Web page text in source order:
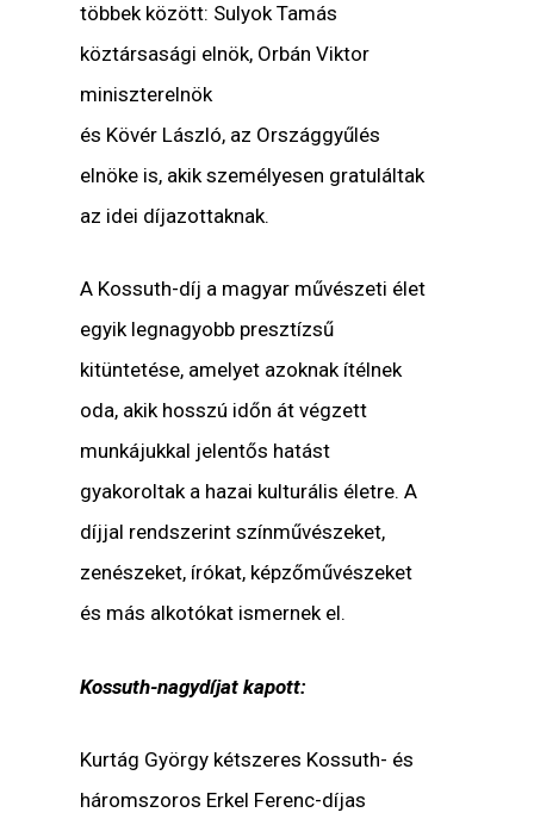
többek között: Sulyok Tamás
köztársasági elnök, Orbán Viktor
miniszterelnök
és Kövér László, az Országgyűlés
elnöke is, akik személyesen gratuláltak
az idei díjazottaknak.
A Kossuth-díj a magyar művészeti élet
egyik legnagyobb presztízsű
kitüntetése, amelyet azoknak ítélnek
oda, akik hosszú időn át végzett
munkájukkal jelentős hatást
gyakoroltak a hazai kulturális életre. A
díjjal rendszerint színművészeket,
zenészeket, írókat, képzőművészeket
és más alkotókat ismernek el.
Kossuth-nagydíjat kapott:
Kurtág György kétszeres Kossuth- és
háromszoros Erkel Ferenc-díjas